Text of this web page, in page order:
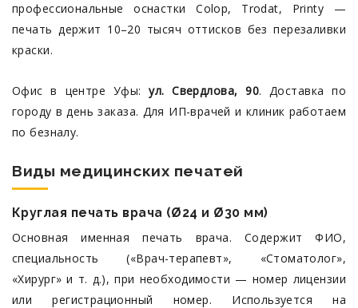
профессиональные оснастки Colop, Trodat, Printy —
печать держит 10–20 тысяч оттисков без перезаливки
краски.
Офис в центре Уфы:ул. Свердлова, 90. Доставка по
городу в день заказа. Для ИП-врачей и клиник работаем
по безналу.
Виды медицинских печатей
Круглая печать врача (Ø24 и Ø30 мм)
Основная именная печать врача. Содержит ФИО,
специальность («Врач-терапевт», «Стоматолог»,
«Хирург» и т. д.), при необходимости — номер лицензии
или регистрационный номер. Используется на